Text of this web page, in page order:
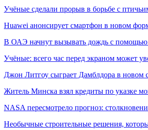
Учёные сделали прорыв в борьбе с
Huawei анонсирует смартфон в новом
В ОАЭ начнут вызывать дождь с помощью
Учёные: всего час перед экраном может
Джон Литгоу сыграет Дамблдора в новом
Житель Минска взял кредиты по указке
NASA пересмотрело прогноз:
Необычные строительные решения,